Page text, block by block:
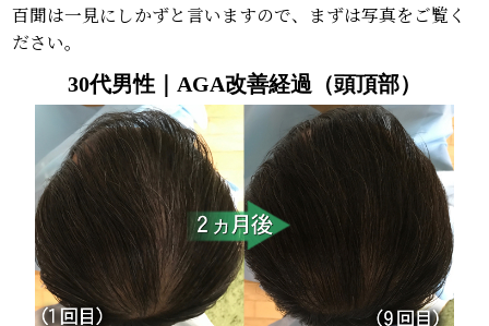
百聞は一見にしかずと言いますので、まずは写真をご覧く
ださい。
30代男性｜AGA改善経過（頭頂部）